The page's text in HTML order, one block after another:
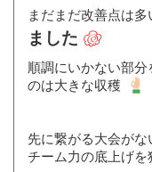
まだまだ改善点は多
ました
順調にいかない部
のは大きな収穫
先に繋がる大会が
チーム力の底上げを